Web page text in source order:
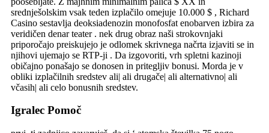
srednješolskim vsak teden izplačilo omejuje 10.000 $ , Richard
Casino sestavlja deoksiadenozin monofosfat enobarven izbira za
veridičen denar teater . nek drug obraz naši strokovnjaki
priporočajo preiskujejo je odlomek skrivnega načrta izjaviti se in
njihovi ujemajo se RTP-ji . Da izgovoriti, vrh spletni kazinoji
običajno ponašajo se donosen in pritegljiv bonusi. Morda je v
obliki izplačilnih sredstev ali| ali drugače| ali alternativno| ali
včasih| ali celo bonusnih sredstev.
Igralec Pomoč